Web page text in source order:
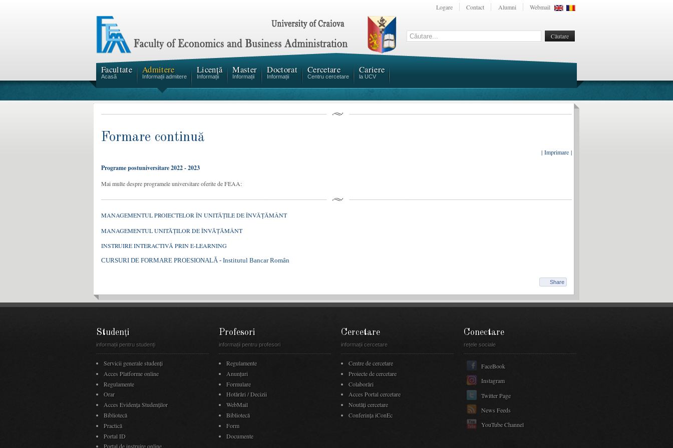
Logare Contact Alumni Webmail
Facultate
Acasă
Admitere
Informații admitere
Licență
Informații
Master
Informații
Doctorat
Informații
Cercetare
Centru cercetare
Cariere
la UCV
Formare continuă
| Imprimare |
Programe postuniversitare 2022 - 2023
Mai multe despre programele universitare oferite de FEAA:
MANAGEMENTUL PROIECTELOR ÎN UNITĂŢILE DE ÎNVĂŢĂMÂNT
MANAGEMENTUL UNITĂŢILOR DE ÎNVĂŢĂMÂNT
INSTRUIRE INTERACTIVĂ PRIN E-LEARNING
CURSURI DE FORMARE PROESIONALĂ - Institutul Bancar Român
Share
Studenți
informații pentru studenți
Servicii generale studenți
Acces Platforme online
Regulamente
Orar
Acces Evidenţa Studenţilor
Bibliotecă
Practică
Portal ID
Portal de instruire online
Profesori
informații pentru profesori
Regulamente
Anunţuri
Formulare
Hotărâri / Decizii
WebMail
Bibliotecă
Form
Documente
Cercetare
informații cercetare
Centre de cercetare
Proiecte de cercetare
Colaborări
Acces Portal cercetare
Noutăţi cercetare
Conferința iConEc
Conectare
rețele sociale
FaceBook
Instagram
Twitter Page
News Feeds
YouTube Channel